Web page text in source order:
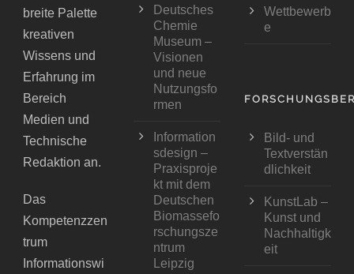
breite Palette
kreativen
Wissens und
Erfahrung im
Bereich
Medien und
Technische
Redaktion an.
Das
Kompetenzzen
trum
Informationswi
Deutsches
Chemie
Museum –
Visionen
und neue
Nutzungsfo
rmen
Information
sdesign –
Praxisproje
kt mit dem
Deutschen
Biomassefo
rschungsze
ntrum
Leipzig
Wettbewerb
e
Bild- und
Textverstän
dlichkeit
KunstLab –
Kunst und
Nachhaltigk
eit